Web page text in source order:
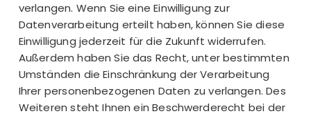
verlangen. Wenn Sie eine Einwilligung zur
Datenverarbeitung erteilt haben, können Sie diese
Einwilligung jederzeit für die Zukunft widerrufen.
Außerdem haben Sie das Recht, unter bestimmten
Umständen die Einschränkung der Verarbeitung
Ihrer personenbezogenen Daten zu verlangen. Des
Weiteren steht Ihnen ein Beschwerderecht bei der